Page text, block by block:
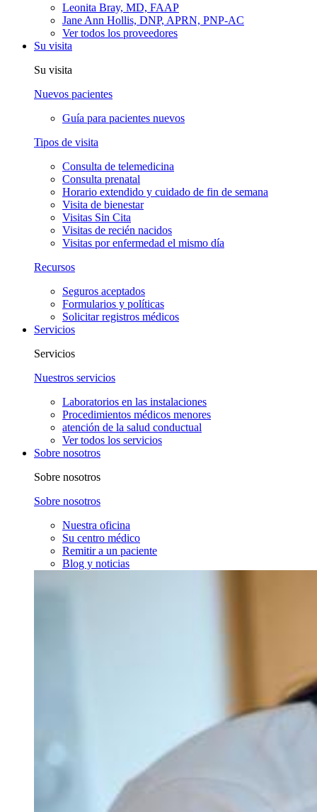
Leonita Bray, MD, FAAP
Jane Ann Hollis, DNP, APRN, PNP-AC
Ver todos los proveedores
Su visita
Su visita
Nuevos pacientes
Guía para pacientes nuevos
Tipos de visita
Consulta de telemedicina
Consulta prenatal
Horario extendido y cuidado de fin de semana
Visita de bienestar
Visitas Sin Cita
Visitas de recién nacidos
Visitas por enfermedad el mismo día
Recursos
Seguros aceptados
Formularios y políticas
Solicitar registros médicos
Servicios
Servicios
Nuestros servicios
Laboratorios en las instalaciones
Procedimientos médicos menores
atención de la salud conductual
Ver todos los servicios
Sobre nosotros
Sobre nosotros
Sobre nosotros
Nuestra oficina
Su centro médico
Remitir a un paciente
Blog y noticias